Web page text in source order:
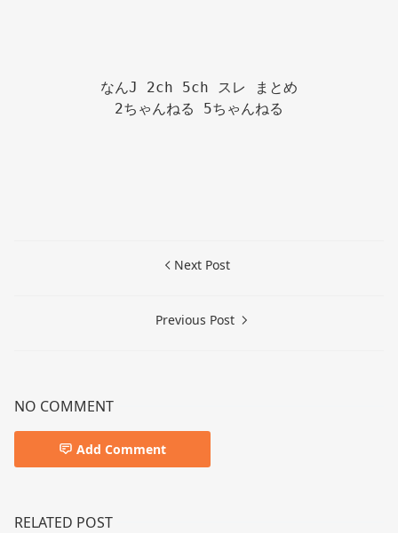
なんJ 2ch 5ch スレ まとめ
2ちゃんねる 5ちゃんねる
Next Post
Previous Post
NO COMMENT
Add Comment
RELATED POST